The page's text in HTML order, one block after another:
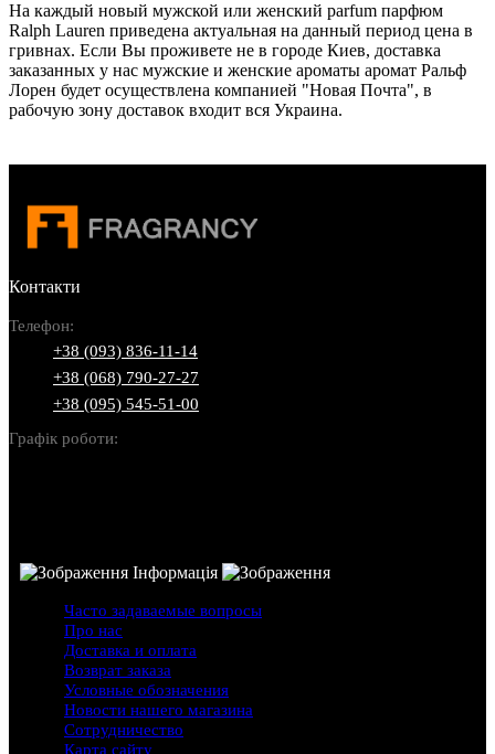
На каждый новый мужской или женский parfum парфюм
Ralph Lauren приведена актуальная на данный период цена в
гривнах. Если Вы проживете не в городе Киев, доставка
заказанных у нас мужские и женские ароматы аромат Ральф
Лорен будет осуществлена компанией "Новая Почта", в
рабочую зону доставок входит вся Украина.
Контакти
Телефон:
+38 (093) 836-11-14
+38 (068) 790-27-27
+38 (095) 545-51-00
Графік роботи:
Інформація
Часто задаваемые вопросы
Про нас
Доставка и оплата
Возврат заказа
Условные обозначения
Новости нашего магазина
Сотрудничество
Карта сайту